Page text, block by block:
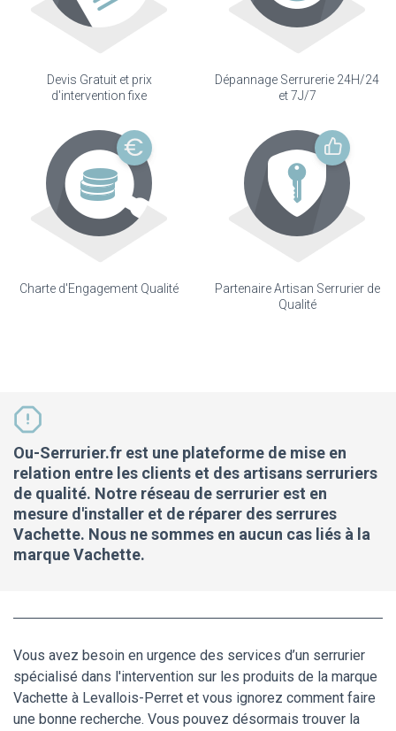
Devis Gratuit et prix
d'intervention fixe
Dépannage Serrurerie 24H/24
et 7J/7
Charte d'Engagement Qualité
Partenaire Artisan Serrurier de
Qualité
Ou-Serrurier.fr est une plateforme de mise en
relation entre les clients et des artisans serruriers
de qualité. Notre réseau de serrurier est en
mesure d'installer et de réparer des serrures
Vachette. Nous ne sommes en aucun cas liés à la
marque Vachette.
Vous avez besoin en urgence des services d’un serrurier
spécialisé dans l'intervention sur les produits de la marque
Vachette à Levallois-Perret et vous ignorez comment faire
une bonne recherche. Vous pouvez désormais trouver la